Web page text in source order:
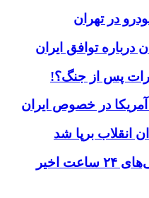
توافق ایران
پس از جنگ؟!
در خصوص ایران
انقلاب برپا شد
این سه نفر بد اخلاق‌ترین ایرانی‌های ۲۴ ساعت اخیر